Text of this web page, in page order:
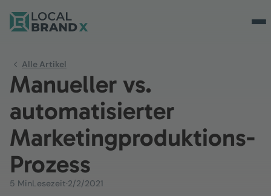
Alle Artikel
Manueller vs.
automatisierter
Marketingproduktions-
Prozess
5 MinLesezeit·2/2/2021